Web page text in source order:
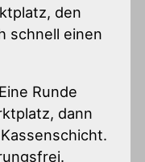
den
schnell einen
Runde
dann